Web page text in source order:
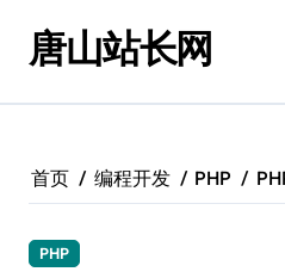
唐山站长网
首页 编程开发 PHP
PHP